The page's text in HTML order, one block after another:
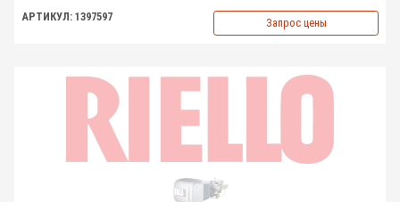
АРТИКУЛ: 1397597 Запрос цены